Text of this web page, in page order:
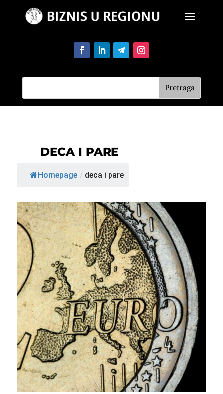
DECA I PARE
Homepage / deca i pare